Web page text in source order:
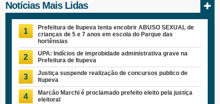
Notícias Mais Lidas
1
Prefeitura de Itupeva tenta encobrir ABUSO SEXUAL de
crianças de 5 e 7 anos em escola do Parque das
hortênsias
2
UPA: Indícios de improbidade administrativa grave na
Prefeitura de Itupeva
3
Justiça suspende realização de concursos publico de
Itupeva
4
Marcão Marchi é proclamado prefeito eleito pela justiça
eleitoral